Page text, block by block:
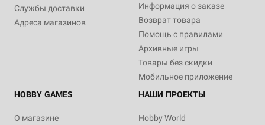
Службы доставки
Адреса магазинов
Информация о заказе
Возврат товара
Помощь с правилами
Архивные игры
Товары без скидки
Мобильное приложение
HOBBY GAMES
О магазине
НАШИ ПРОЕКТЫ
Hobby World